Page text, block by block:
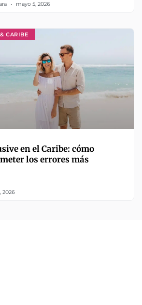
mayo 5, 2026
CARIBE
en el Caribe: cómo
los errores más
2026